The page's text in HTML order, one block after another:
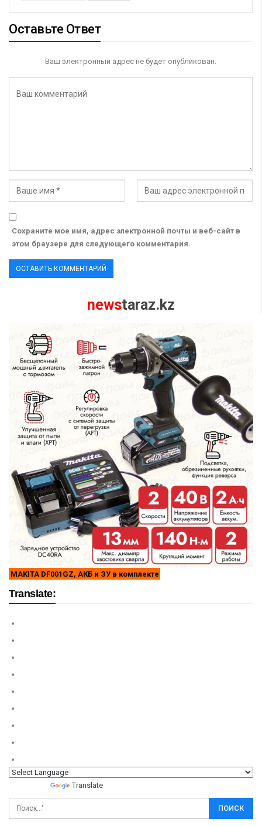
Оставьте Ответ
Ваш электронный адрес не будет опубликован.
Сохраните мое имя, адрес электронной почты и веб-сайт в
этом браузере для следующего комментария.
newstaraz.kz
MAKITA DF001GZ, АКБ и ЗУ в комплекте
Translate:
Translate